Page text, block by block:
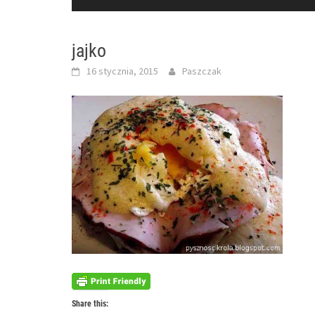
jajko
16 stycznia, 2015 Paszczak
Share this: